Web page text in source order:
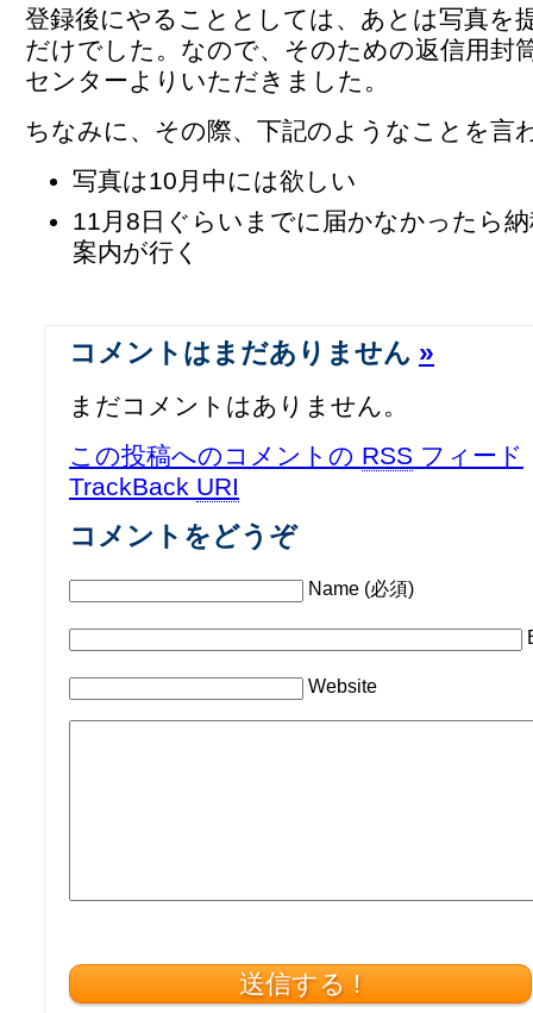
登録後にやることとしては、あとは写真を
だけでした。なので、そのための返信用封
センターよりいただきました。
ちなみに、その際、下記のようなことを言
写真は10月中には欲しい
11月8日ぐらいまでに届かなかったら
案内が行く
コメントはまだありません »
まだコメントはありません。
この投稿へのコメントの RSS フィード
TrackBack URI
コメントをどうぞ
Name (必須)
Website